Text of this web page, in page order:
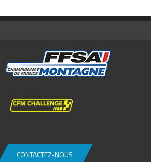
CONTACTEZ-NOUS